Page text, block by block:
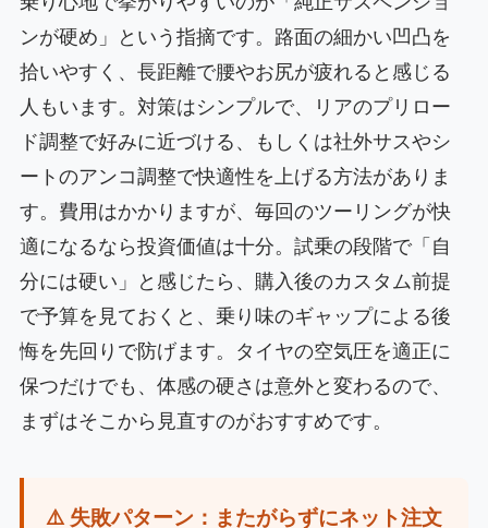
ンが硬め」という指摘です。路面の細かい凹凸を
拾いやすく、長距離で腰やお尻が疲れると感じる
人もいます。対策はシンプルで、リアのプリロー
ド調整で好みに近づける、もしくは社外サスやシ
ートのアンコ調整で快適性を上げる方法がありま
す。費用はかかりますが、毎回のツーリングが快
適になるなら投資価値は十分。試乗の段階で「自
分には硬い」と感じたら、購入後のカスタム前提
で予算を見ておくと、乗り味のギャップによる後
悔を先回りで防げます。タイヤの空気圧を適正に
保つだけでも、体感の硬さは意外と変わるので、
まずはそこから見直すのがおすすめです。
⚠️ 失敗パターン：またがらずにネット注文